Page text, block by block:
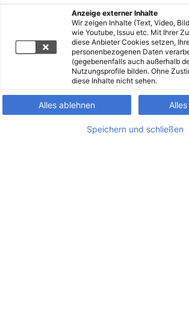
Anzeige externer Inhalte
Wir zeigen Inhalte (Text, Video,
wie Youtube, Issuu etc. Mit Ihrer
diese Anbieter Cookies setzen,
personenbezogenen Daten
(gegebenenfalls auch außerhalb
Nutzungsprofile bilden. Ohne
diese Inhalte nicht sehen.
Alles ablehnen
Speichern und schließen